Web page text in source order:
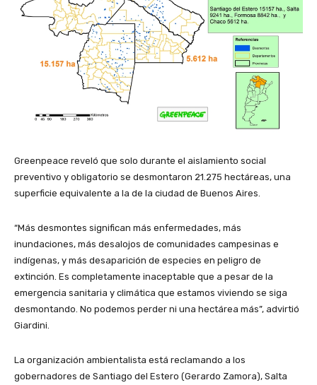
Greenpeace reveló que solo durante el aislamiento social
preventivo y obligatorio se desmontaron 21.275 hectáreas, una
superficie equivalente a la de la ciudad de Buenos Aires.
“Más desmontes significan más enfermedades, más
inundaciones, más desalojos de comunidades campesinas e
indígenas, y más desaparición de especies en peligro de
extinción. Es completamente inaceptable que a pesar de la
emergencia sanitaria y climática que estamos viviendo se siga
desmontando. No podemos perder ni una hectárea más”, advirtió
Giardini.
La organización ambientalista está reclamando a los
gobernadores de Santiago del Estero (Gerardo Zamora), Salta